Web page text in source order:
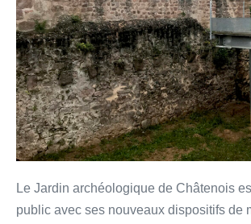
Le Jardin archéologique de Châtenois
public avec ses nouveaux dispositifs de